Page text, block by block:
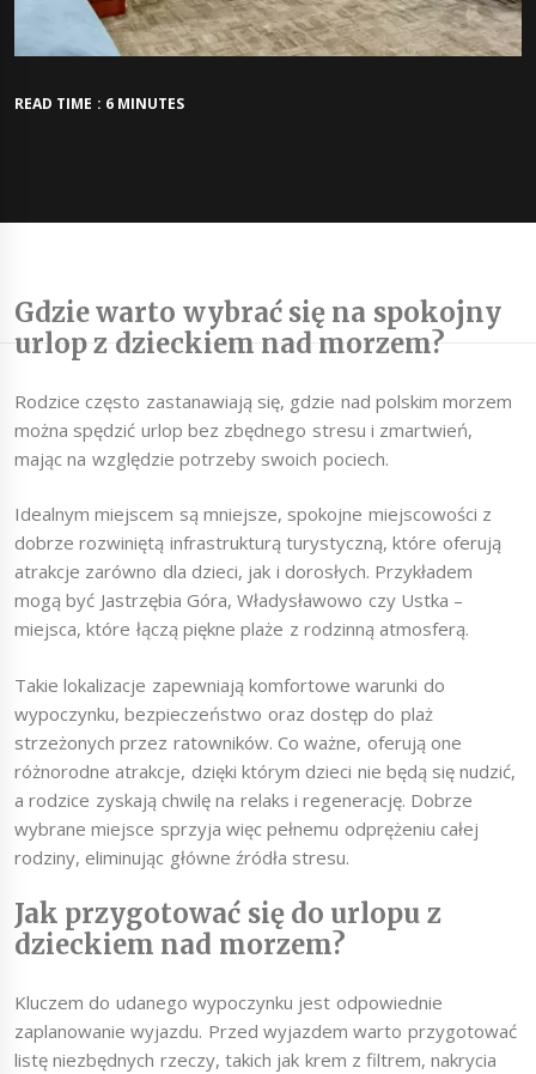
READ TIME : 6 MINUTES
Gdzie warto wybrać się na spokojny
urlop z dzieckiem nad morzem?
Rodzice często zastanawiają się, gdzie nad polskim morzem
można spędzić urlop bez zbędnego stresu i zmartwień,
mając na względzie potrzeby swoich pociech.
Idealnym miejscem są mniejsze, spokojne miejscowości z
dobrze rozwiniętą infrastrukturą turystyczną, które oferują
atrakcje zarówno dla dzieci, jak i dorosłych. Przykładem
mogą być Jastrzębia Góra, Władysławowo czy Ustka –
miejsca, które łączą piękne plaże z rodzinną atmosferą.
Takie lokalizacje zapewniają komfortowe warunki do
wypoczynku, bezpieczeństwo oraz dostęp do plaż
strzeżonych przez ratowników. Co ważne, oferują one
różnorodne atrakcje, dzięki którym dzieci nie będą się nudzić,
a rodzice zyskają chwilę na relaks i regenerację. Dobrze
wybrane miejsce sprzyja więc pełnemu odprężeniu całej
rodziny, eliminując główne źródła stresu.
Jak przygotować się do urlopu z
dzieckiem nad morzem?
Kluczem do udanego wypoczynku jest odpowiednie
zaplanowanie wyjazdu. Przed wyjazdem warto przygotować
listę niezbędnych rzeczy, takich jak krem z filtrem, nakrycia